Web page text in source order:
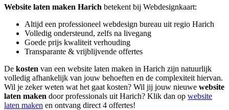
Website laten maken Harich betekent bij Webdesignkaart:
Altijd een professioneel webdesign bureau uit regio Harich
Volledig ondersteund, zelfs na livegang
Goede prijs kwaliteit verhouding
Transparante & vrijblijvende offertes
De kosten van een website laten maken in Harich zijn natuurlijk
volledig afhankelijk van jouw behoeften en de complexiteit hiervan.
Wil je zeker weten wat het gaat kosten? Wil jij jouw nieuwe website
laten maken door professionals uit Harich? Klik dan op website
laten maken en ontvang direct 4 offertes!